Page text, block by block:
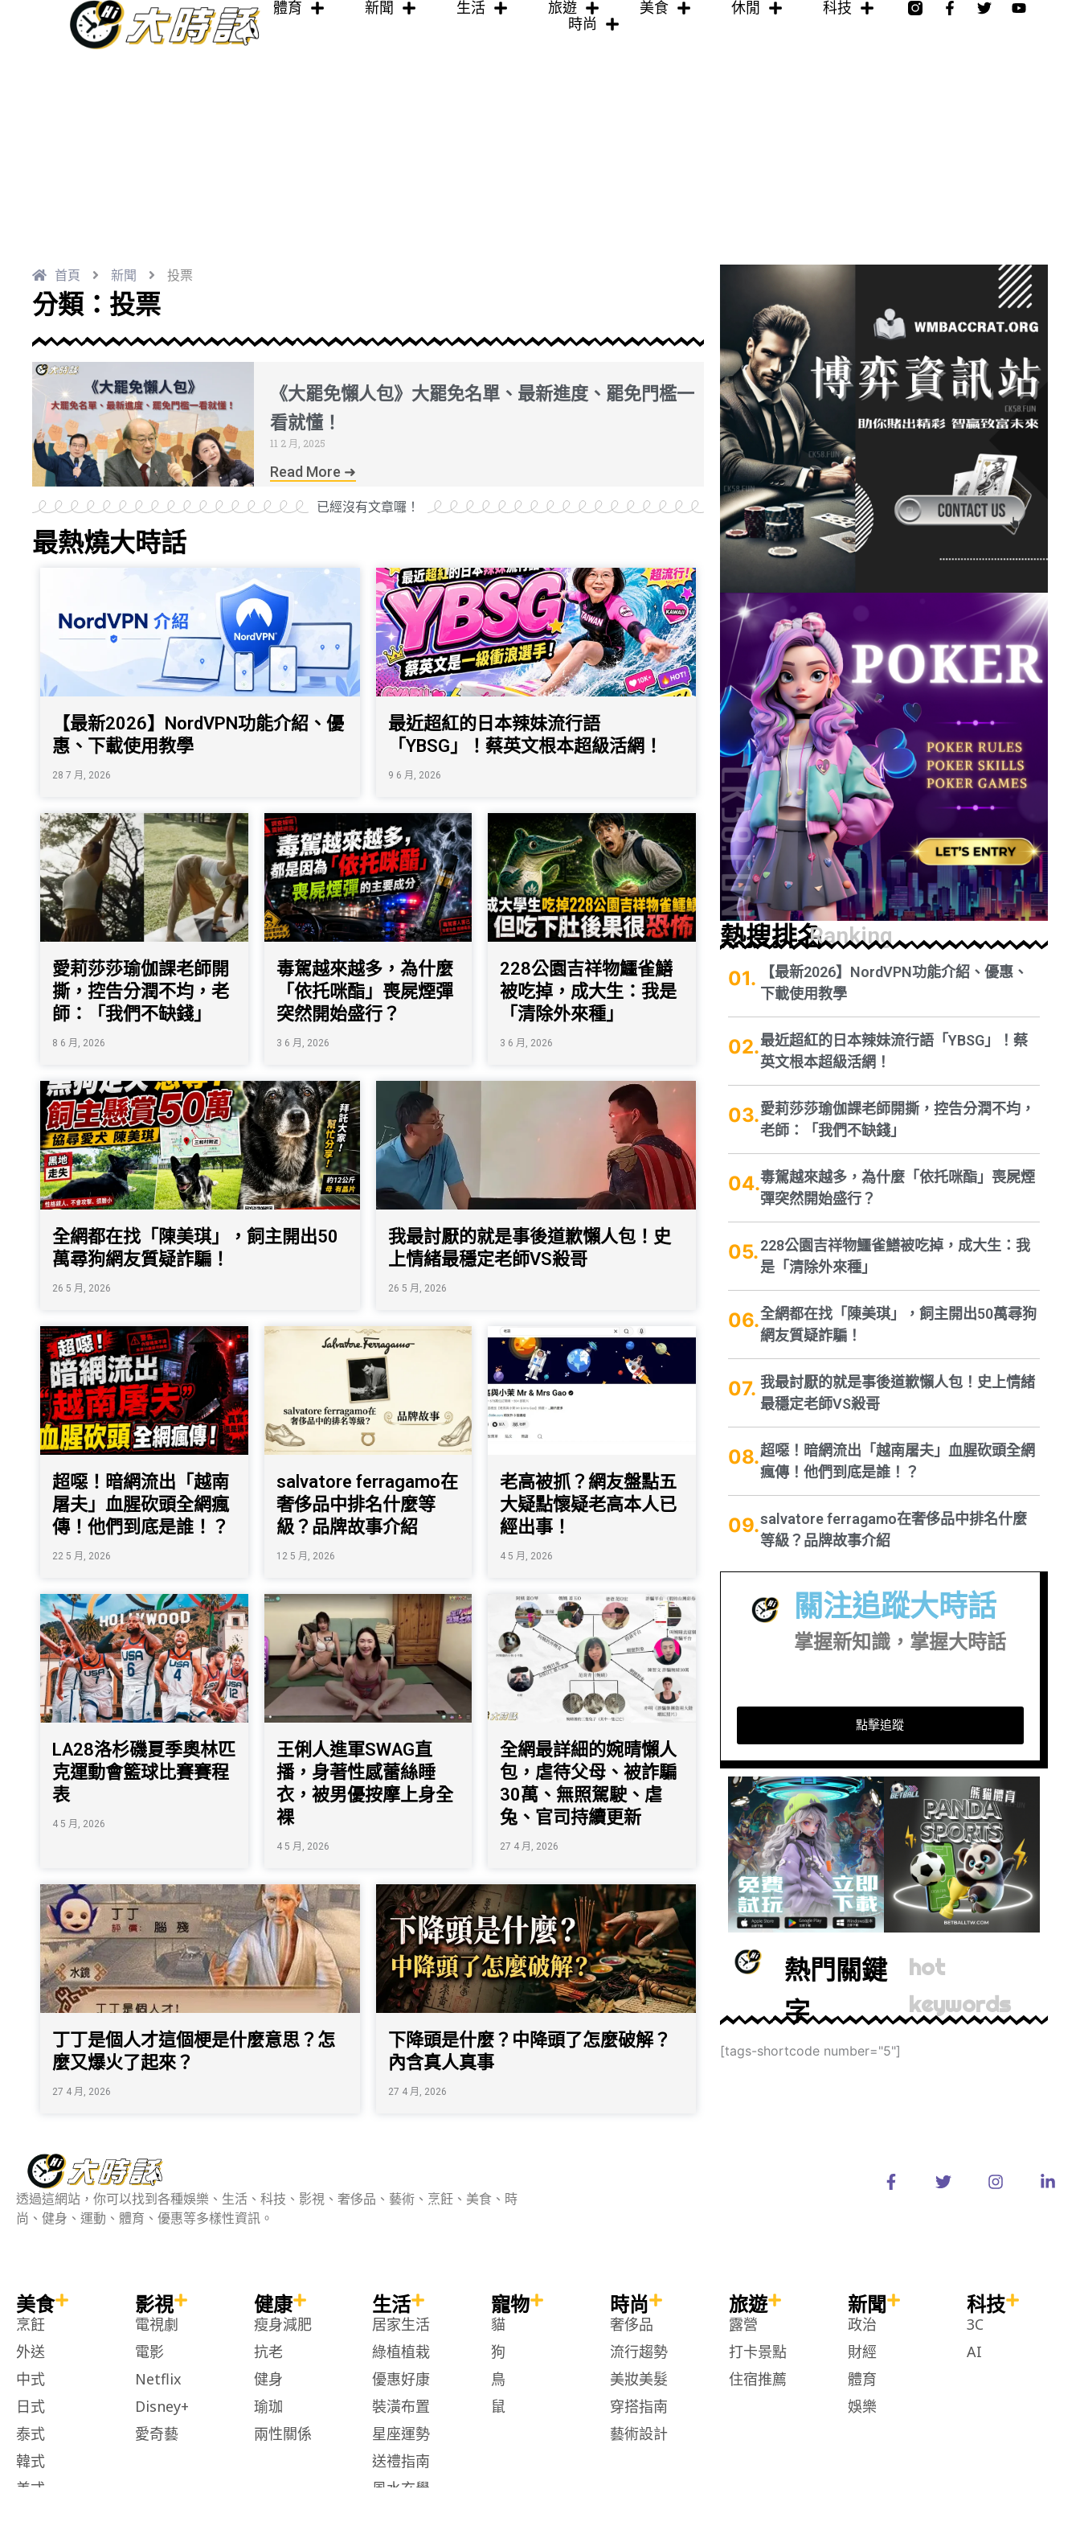
體育 新聞 生活 旅遊 美食 休閒
科技
時尚
F
a
T
Y
首頁 新聞 投票
分類：投票
《大罷免懶人包》大罷免名單、最新進度、罷免門檻一
看就懂！
11 2 月, 2025
Read More ➜
已經沒有文章囉！
最熱燒大時話
【最新2026】NordVPN功能介紹、優
惠、下載使用教學
28 7 月, 2026
最近超紅的日本辣妹流行語
「YBSG」！蔡英文根本超級活網！
9 6 月, 2026
愛莉莎莎瑜伽課老師開
撕，控告分潤不均，老
師：「我們不缺錢」
8 6 月, 2026
毒駕越來越多，為什麼
「依托咪酯」喪屍煙彈
突然開始盛行？
3 6 月, 2026
228公園吉祥物鱷雀鱔
被吃掉，成大生：我是
「清除外來種」
3 6 月, 2026
全網都在找「陳美琪」，飼主開出50
萬尋狗網友質疑詐騙！
26 5 月, 2026
我最討厭的就是事後道歉懶人包！史
上情緒最穩定老師VS殺哥
26 5 月, 2026
超噁！暗網流出「越南
屠夫」血腥砍頭全網瘋
傳！他們到底是誰！？
22 5 月, 2026
salvatore ferragamo在
奢侈品中排名什麼等
級？品牌故事介紹
12 5 月, 2026
老高被抓？網友盤點五
大疑點懷疑老高本人已
經出事！
4 5 月, 2026
LA28洛杉磯夏季奧林匹
克運動會籃球比賽賽程
表
4 5 月, 2026
王俐人進軍SWAG直
播，身著性感蕾絲睡
衣，被男優按摩上身全
裸
4 5 月, 2026
全網最詳細的婉晴懶人
包，虐待父母、被詐騙
30萬、無照駕駛、虐
兔、官司持續更新
27 4 月, 2026
丁丁是個人才這個梗是什麼意思？怎
麼又爆火了起來？
27 4 月, 2026
下降頭是什麼？中降頭了怎麼破解？
內含真人真事
27 4 月, 2026
熱搜排名Ranking
【最新2026】NordVPN功能介紹、優惠、
下載使用教學
最近超紅的日本辣妹流行語「YBSG」！蔡
英文根本超級活網！
愛莉莎莎瑜伽課老師開撕，控告分潤不均，
老師：「我們不缺錢」
毒駕越來越多，為什麼「依托咪酯」喪屍煙
彈突然開始盛行？
228公園吉祥物鱷雀鱔被吃掉，成大生：我
是「清除外來種」
全網都在找「陳美琪」，飼主開出50萬尋狗
網友質疑詐騙！
我最討厭的就是事後道歉懶人包！史上情緒
最穩定老師VS殺哥
超噁！暗網流出「越南屠夫」血腥砍頭全網
瘋傳！他們到底是誰！？
salvatore ferragamo在奢侈品中排名什麼
等級？品牌故事介紹
關注追蹤大時話
掌握新知識，掌握大時話
點擊追蹤
熱門關鍵
字
hot
keywords
[tags-shortcode number="5"]
透過這網站，你可以找到各種娛樂、生活、科技、影視、奢侈品、藝術、烹飪、美食、時
尚、健身、運動、體育、優惠等多樣性資訊。
a
c
-
f
w
i
n
s
m
i
n
美食
烹飪
外送
中式
日式
泰式
韓式
美式
影視
電視劇
電影
Netflix
Disney+
愛奇藝
健康
瘦身減肥
抗老
健身
瑜珈
兩性關係
生活
居家生活
綠植植栽
優惠好康
裝潢布置
星座運勢
送禮指南
風水玄學
寵物
貓
狗
鳥
鼠
時尚
奢侈品
流行趨勢
美妝美髮
穿搭指南
藝術設計
旅遊
露營
打卡景點
住宿推薦
新聞
政治
財經
體育
娛樂
科技
3C
AI